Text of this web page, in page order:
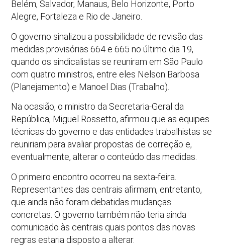
Belém, Salvador, Manaus, Belo Horizonte, Porto
Alegre, Fortaleza e Rio de Janeiro.
O governo sinalizou a possibilidade de revisão das
medidas provisórias 664 e 665 no último dia 19,
quando os sindicalistas se reuniram em São Paulo
com quatro ministros, entre eles Nelson Barbosa
(Planejamento) e Manoel Dias (Trabalho).
Na ocasião, o ministro da Secretaria-­Geral da
República, Miguel Rossetto, afirmou que as equipes
técnicas do governo e das entidades trabalhistas se
reuniriam para avaliar propostas de correção e,
eventualmente, alterar o conteúdo das medidas.
O primeiro encontro ocorreu na sexta­-feira.
Representantes das centrais afirmam, entretanto,
que ainda não foram debatidas mudanças
concretas. O governo também não teria ainda
comunicado às centrais quais pontos das novas
regras estaria disposto a alterar.